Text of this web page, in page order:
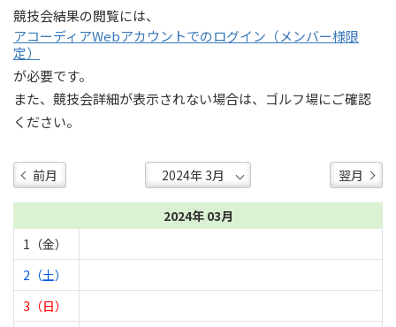
競技会結果の閲覧には、
アコーディアWebアカウントでのログイン（メンバー様限
定）
が必要です。
また、競技会詳細が表示されない場合は、ゴルフ場にご確認
ください。
前月 翌月
2024年 03月
1（金）
2（土）
3（日）